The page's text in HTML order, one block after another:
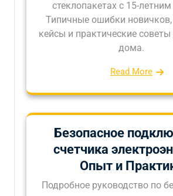
стеклопакетах с 15-
Типичные ошибки
кейсы и практические
дома.
Read More
Безопасное
счетчика
Опыт и
Подробное руководство по